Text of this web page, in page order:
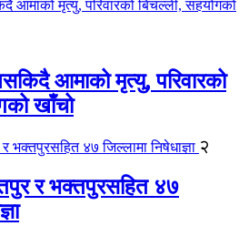
आमाको मृत्यु, परिवारको
खाँचो
२
र भक्तपुरसहित ४७